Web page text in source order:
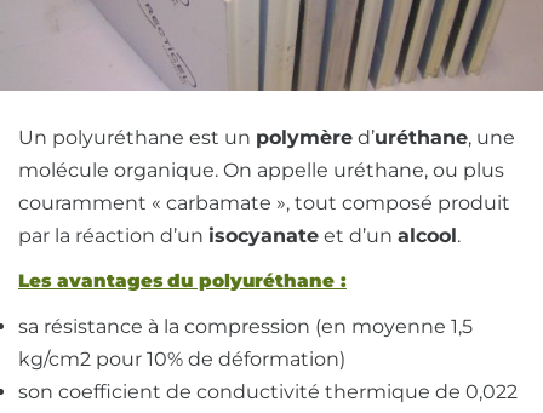
Un polyuréthane est un polymère d’uréthane, une
molécule organique. On appelle uréthane, ou plus
couramment « carbamate », tout composé produit
par la réaction d’un isocyanate et d’un alcool.
Les avantages du polyuréthane :
sa résistance à la compression (en moyenne 1,5
kg/cm2 pour 10% de déformation)
son coefficient de conductivité thermique de 0,022